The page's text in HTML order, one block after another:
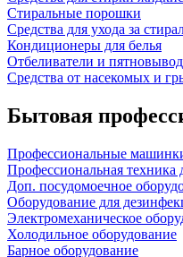
Стиральные порошки
Средства для ухода за
Кондиционеры для белья
Отбеливатели и
Средства от насекомых и
Бытовая
Профессиональные
Профессиональная техника
Доп. посудомоечное
Оборудование для
Электромеханическое
Холодильное оборудование
Барное оборудование